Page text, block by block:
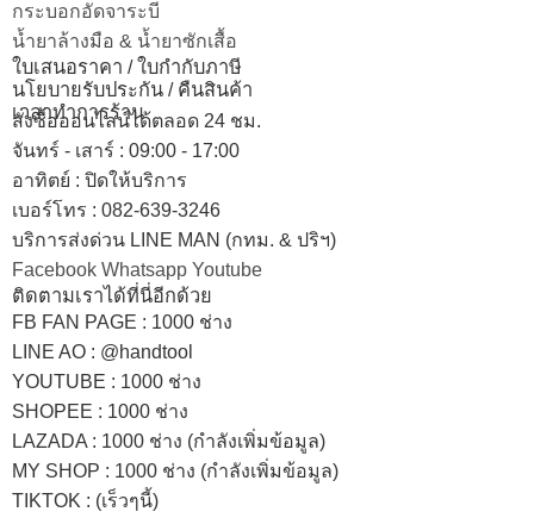
กระบอกอัดจาระบี
น้ำยาล้างมือ & น้ำยาซักเสื้อ
ใบเสนอราคา / ใบกำกับภาษี
นโยบายรับประกัน / คืนสินค้า
เวลาทำการร้าน
สั่งซื้อออนไลน์ได้ตลอด 24 ชม.
จันทร์ - เสาร์ : 09:00 - 17:00
อาทิตย์ : ปิดให้บริการ
เบอร์โทร : 082-639-3246
บริการส่งด่วน LINE MAN (กทม. & ปริฯ)
Facebook Whatsapp Youtube
ติดตามเราได้ที่นี่อีกด้วย
FB FAN PAGE : 1000 ช่าง
LINE AO : @handtool
YOUTUBE : 1000 ช่าง
SHOPEE : 1000 ช่าง
LAZADA : 1000 ช่าง (กำลังเพิ่มข้อมูล)
MY SHOP : 1000 ช่าง (กำลังเพิ่มข้อมูล)
TIKTOK : (เร็วๆนี้)